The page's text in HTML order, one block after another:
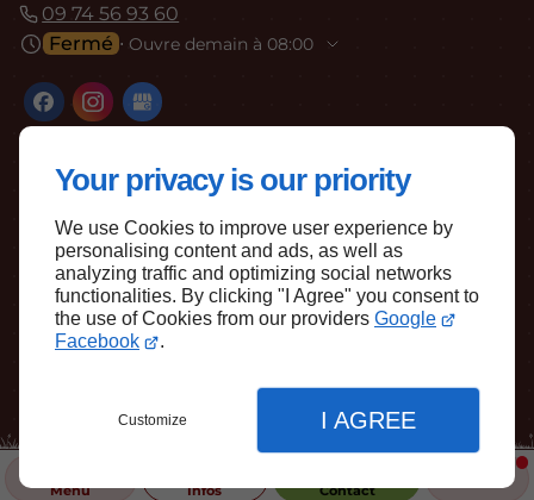
Your privacy is our priority
We use Cookies to improve user experience by
personalising content and ads, as well as
analyzing traffic and optimizing social networks
functionalities. By clicking "I Agree" you consent to
the use of Cookies from our providers Google
Facebook
.
Customize I AGREE
Menu Infos Contact
09 74 56 93 60
Fermé ⋅ Ouvre demain à 08:00
Haut de page